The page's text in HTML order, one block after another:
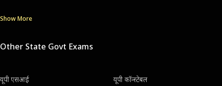
Show More
Other State Govt Exams
यूपी एसआई यूपी कॉन्स्टेबल